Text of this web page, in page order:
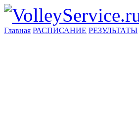
Главная РАСПИСАНИЕ РЕЗУЛЬТАТЫ